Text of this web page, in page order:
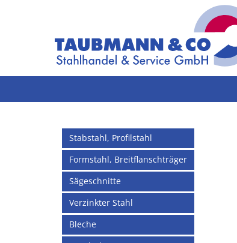
Stabstahl, Profilstahl
Formstahl, Breitflanschträger
Sägeschnitte
Verzinkter Stahl
Bleche